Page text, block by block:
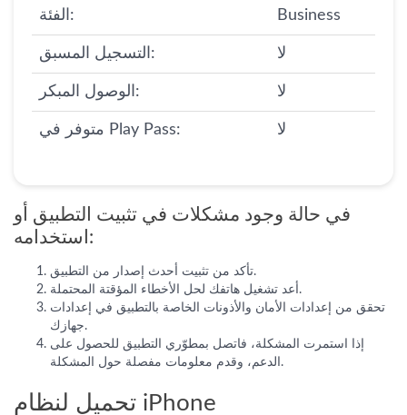
الفئة: Business
التسجيل المسبق: لا
الوصول المبكر: لا
متوفر في Play Pass: لا
في حالة وجود مشكلات في تثبيت التطبيق أو
استخدامه:
تأكد من تثبيت أحدث إصدار من التطبيق.
أعد تشغيل هاتفك لحل الأخطاء المؤقتة المحتملة.
تحقق من إعدادات الأمان والأذونات الخاصة بالتطبيق في إعدادات
جهازك.
إذا استمرت المشكلة، فاتصل بمطوّري التطبيق للحصول على
الدعم، وقدم معلومات مفصلة حول المشكلة.
تحميل لنظام iPhone